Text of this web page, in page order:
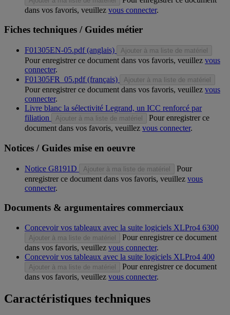
dans vos favoris, veuillez vous connecter.
Fiches techniques / Guides métier
F01305EN-05.pdf (anglais) Ajouter à ma liste de matériel
Pour enregistrer ce document dans vos favoris, veuillez vous
connecter.
F01305FR_05.pdf (français)
Ajouter à ma liste de matériel
Pour enregistrer ce document dans vos favoris, veuillez vous
connecter.
Livre blanc la sélectivité Legrand, un ICC renforcé par
filiation
Ajouter à ma liste de matériel
Pour enregistrer ce
document dans vos favoris, veuillez vous connecter.
Notices / Guides mise en oeuvre
Notice G8191D Ajouter à ma liste de matériel
Pour
enregistrer ce document dans vos favoris, veuillez vous
connecter.
Documents & argumentaires commerciaux
Concevoir vos tableaux avec la suite logiciels XLPro4 6300
Ajouter à ma liste de matériel
Pour enregistrer ce document
dans vos favoris, veuillez vous connecter.
Concevoir vos tableaux avec la suite logiciels XLPro4 400
Ajouter à ma liste de matériel
Pour enregistrer ce document
dans vos favoris, veuillez vous connecter.
Caractéristiques techniques